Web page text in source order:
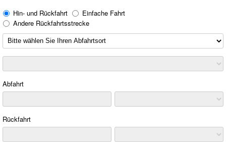
Hin- und Rückfahrt
Einfache Fahrt
Andere Rückfahrtsstrecke
Abfahrt
Rückfahrt